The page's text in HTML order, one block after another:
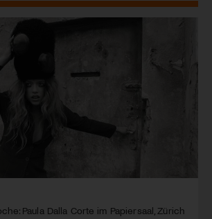
Paula Dalla Corte im Papiersaal, Zürich